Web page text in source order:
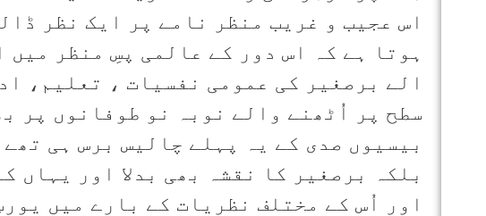
اس عجیب و غریب منظر نامے پر ایک نظر
ہوتا ہے کہ اس دور کے عالمی پسِ منظر میں
الے برصغیر کی عمومی نفسیات ، تعلیم،
سطح پر اُٹھنے والے نوبہ نو طوفانوں پر
بیسیوں صدی کے یہ پہلے چالیس برس ہی
بلکہ برصغیر کا نقشہ بھی بدلا اور یہاں
اور اُس کے مختلف نظریات کے بارے میں